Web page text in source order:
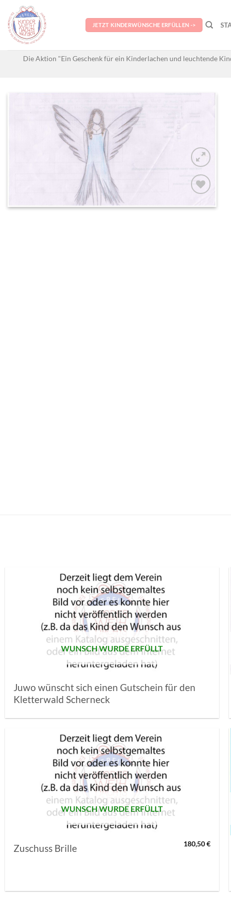
content
JETZT KINDERWÜNSCHE ERFÜLLEN ->
Die Aktion "Ein Geschenk für ein Kinderlachen und leuchtende
AUF MEINE
WUNSCH WURDE ERFÜLLT
Juwo wünscht sich einen Gutschein für den
Kletterwald Scherneck
WUNSCH WURDE ERFÜLLT
Zuschuss Brille 180,50€